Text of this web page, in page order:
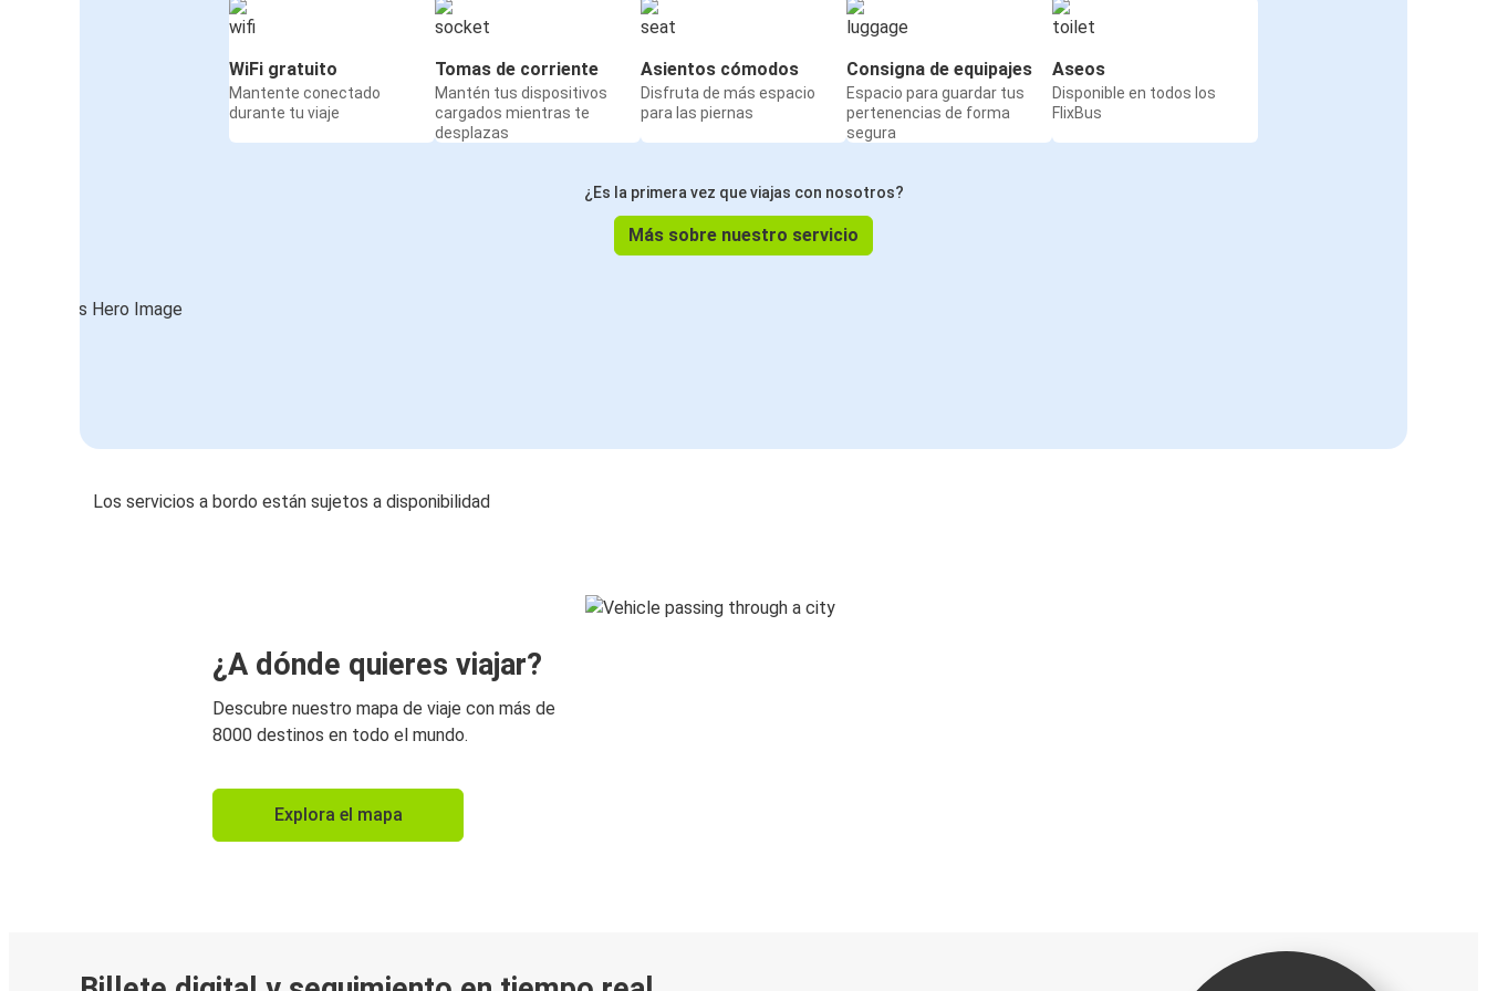
WiFi gratuito
Mantente conectado
durante tu viaje
Tomas de corriente
Mantén tus dispositivos
cargados mientras te
desplazas
Asientos cómodos
Disfruta de más espacio
para las piernas
Consigna de equipajes
Espacio para guardar tus
pertenencias de forma
segura
Aseos
Disponible en todos los
FlixBus
¿Es la primera vez que viajas con nosotros?
Más sobre nuestro servicio
Los servicios a bordo están sujetos a disponibilidad
¿A dónde quieres viajar?
Descubre nuestro mapa de viaje con más de
8000 destinos en todo el mundo.
Explora el mapa